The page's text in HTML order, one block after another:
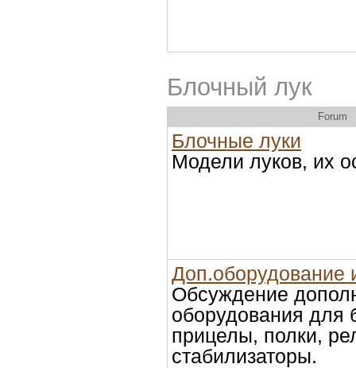
Блочный лук
Forum
Блочные луки
Модели луков, их
Доп.оборудование
Обсуждение
оборудования для
прицелы, полки,
стабилизаторы.